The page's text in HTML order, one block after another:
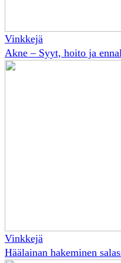
Vinkkejä
Akne – Syyt, hoito ja
Vinkkejä
Häälainan hakeminen